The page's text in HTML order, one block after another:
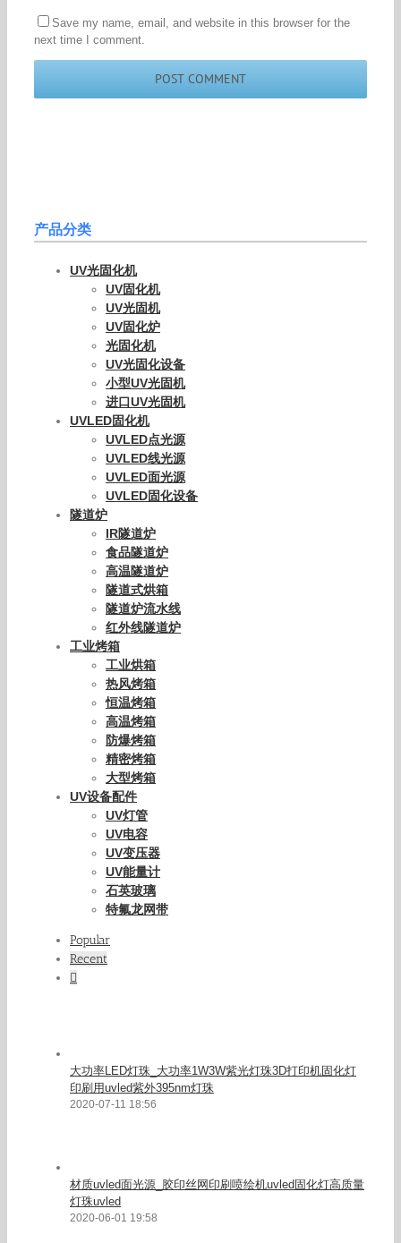
Save my name, email, and website in this browser for the
next time I comment.
产品分类
UV光固化机
UV固化机
UV光固机
UV固化炉
光固化机
UV光固化设备
小型UV光固机
进口UV光固机
UVLED固化机
UVLED点光源
UVLED线光源
UVLED面光源
UVLED固化设备
隧道炉
IR隧道炉
食品隧道炉
高温隧道炉
隧道式烘箱
隧道炉流水线
红外线隧道炉
工业烤箱
工业烘箱
热风烤箱
恒温烤箱
高温烤箱
防爆烤箱
精密烤箱
大型烤箱
UV设备配件
UV灯管
UV电容
UV变压器
UV能量计
石英玻璃
特氟龙网带
Popular
Recent
大功率LED灯珠_大功率1W3W紫光灯珠3D打印机固化灯
印刷用uvled紫外395nm灯珠
2020-07-11 18:56
材质uvled面光源_胶印丝网印刷喷绘机uvled固化灯高质量
灯珠uvled
2020-06-01 19:58